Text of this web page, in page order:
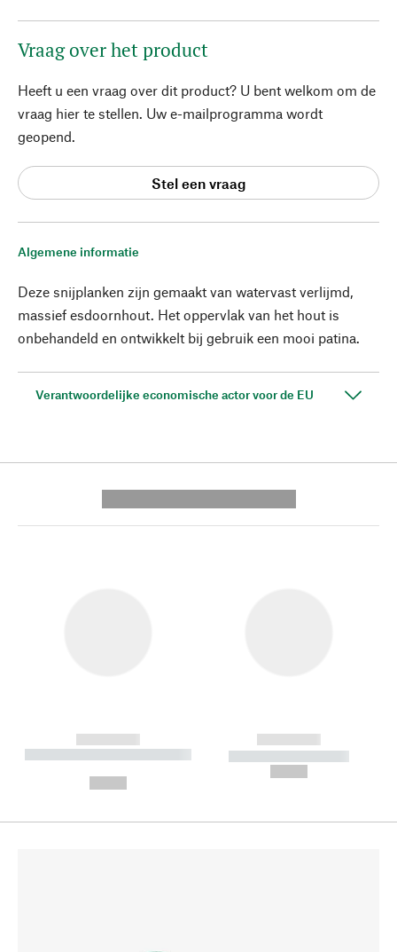
Algemene informatie
Deze snijplanken zijn gemaakt van watervast verlijmd,
massief esdoornhout. Het oppervlak van het hout is
onbehandeld en ontwikkelt bij gebruik een mooi patina.
Verantwoordelijke economische actor voor de EU
Vraag over het product
Heeft u een vraag over dit product? U bent welkom om de
vraag hier te stellen. Uw e-mailprogramma wordt
geopend.
Stel een vraag
------------
----------- ----------- --------
------------
----------- -----------